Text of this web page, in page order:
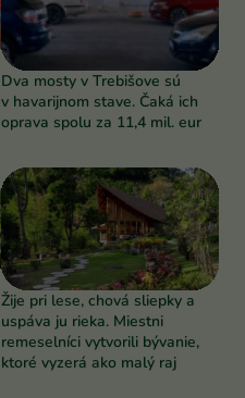
Dva mosty v Trebišove sú
v havarijnom stave. Čaká ich
oprava spolu za 11,4 mil. eur
Žije pri lese, chová sliepky a
uspáva ju rieka. Miestni
remeselníci vytvorili bývanie,
ktoré vyzerá ako malý raj